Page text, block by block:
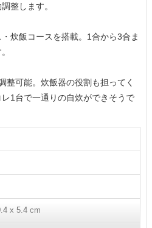
整します。
炊飯コースを搭載。1合から3合ま
整可能。炊飯器の役割も担ってく
1台で一通りの自炊ができそうで
x 5.4 cm